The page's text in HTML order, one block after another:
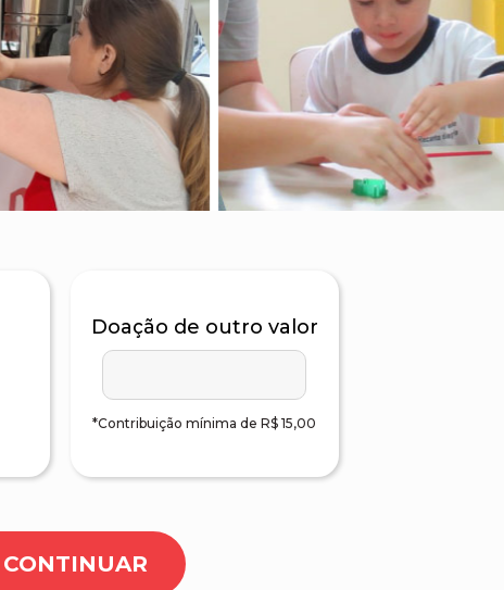
Doação de outro valor
*Contribuição mínima de R$ 15,00